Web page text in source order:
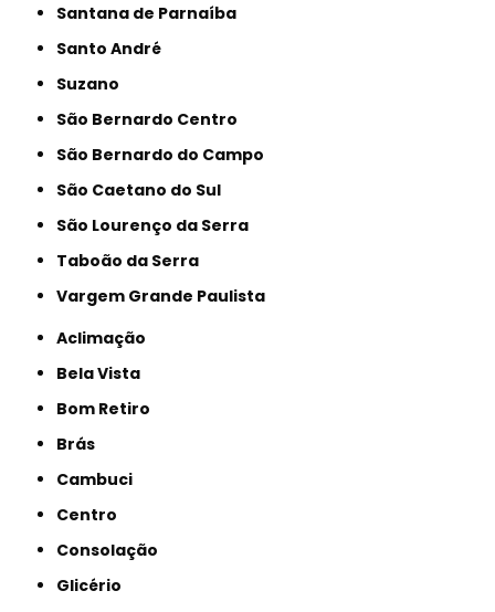
Santana de Parnaíba
Santo André
Suzano
São Bernardo Centro
São Bernardo do Campo
São Caetano do Sul
São Lourenço da Serra
Taboão da Serra
Vargem Grande Paulista
Aclimação
Bela Vista
Bom Retiro
Brás
Cambuci
Centro
Consolação
Glicério